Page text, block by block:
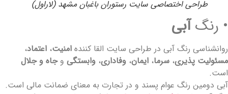
طراحی اختصاصی سایت رستوران باغبان مشهد (لاراول)
• رنگآبی
روانشناسی رنگ آبی در طراحی سایت القا کننده امنیت، اعتماد،
مسئولیت‌ پذیری، سرما، ایمان، وفاداری، وابستگی و جاه و جلال
است.
آبی دومین رنگ عوام‌ پسند و در تجارت به معنای ضمانت مالی است.